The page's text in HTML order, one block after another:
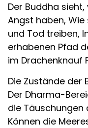
Der Buddha
Angst haben,
und Tod treiben,
erhabenen Pfad
im Drachenknauf
Die Zustände der
Der Dharma-
die Täuschungen
Können die